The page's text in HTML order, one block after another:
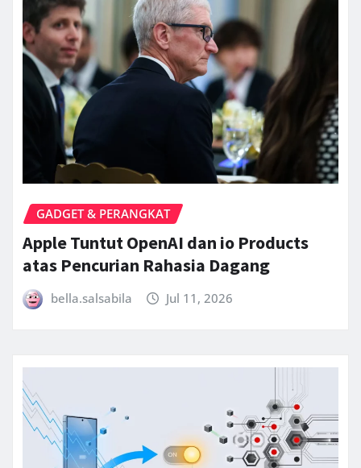
GADGET & PERANGKAT
Apple Tuntut OpenAI dan io Products
atas Pencurian Rahasia Dagang
bella.salsabila Jul 11, 2026